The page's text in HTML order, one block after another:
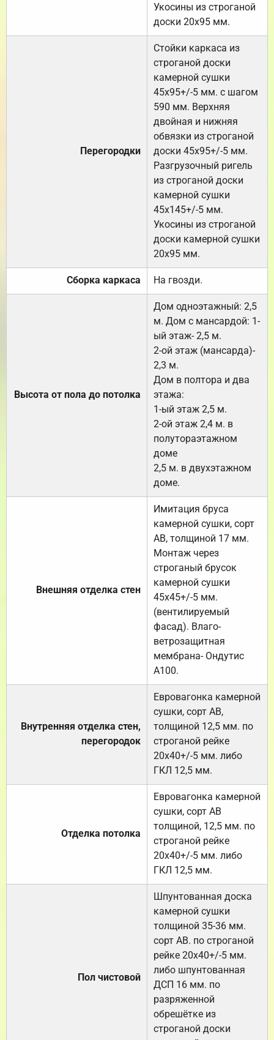
Укосины из строганой
доски 20х95 мм.
Перегородки
Стойки каркаса из
строганой доски
камерной сушки
45х95+/-5 мм. с шагом
590 мм. Верхняя
двойная и нижняя
обвязки из строганой
доски 45х95+/-5 мм.
Разгрузочный ригель
из строганой доски
камерной сушки
45х145+/-5 мм.
Укосины из строганой
доски камерной сушки
20х95 мм.
Сборка каркаса На гвозди.
Высота от пола до потолка
Дом одноэтажный: 2,5
м. Дом с мансардой: 1-
ый этаж- 2,5 м.
2-ой этаж (мансарда)-
2,3 м.
Дом в полтора и два
этажа:
1-ый этаж 2,5 м.
2-ой этаж 2,4 м. в
полутораэтажном
доме
2,5 м. в двухэтажном
доме.
Внешняя отделка стен
Имитация бруса
камерной сушки, сорт
АВ, толщиной 17 мм.
Монтаж через
строганый брусок
камерной сушки
45х45+/-5 мм.
(вентилируемый
фасад). Влаго-
ветрозащитная
мембрана- Ондутис
А100.
Внутренняя отделка стен,
перегородок
Евровагонка камерной
сушки, сорт АВ,
толщиной 12,5 мм. по
строганой рейке
20х40+/-5 мм. либо
ГКЛ 12,5 мм.
Отделка потолка
Евровагонка камерной
сушки, сорт АВ
толщиной, 12,5 мм. по
строганой рейке
20х40+/-5 мм. либо
ГКЛ 12,5 мм.
Пол чистовой
Шпунтованная доска
камерной сушки
толщиной 35-36 мм.
сорт АВ. по строганой
рейке 20х40+/-5 мм.
либо шпунтованная
ДСП 16 мм. по
разряженной
обрешётке из
строганой доски